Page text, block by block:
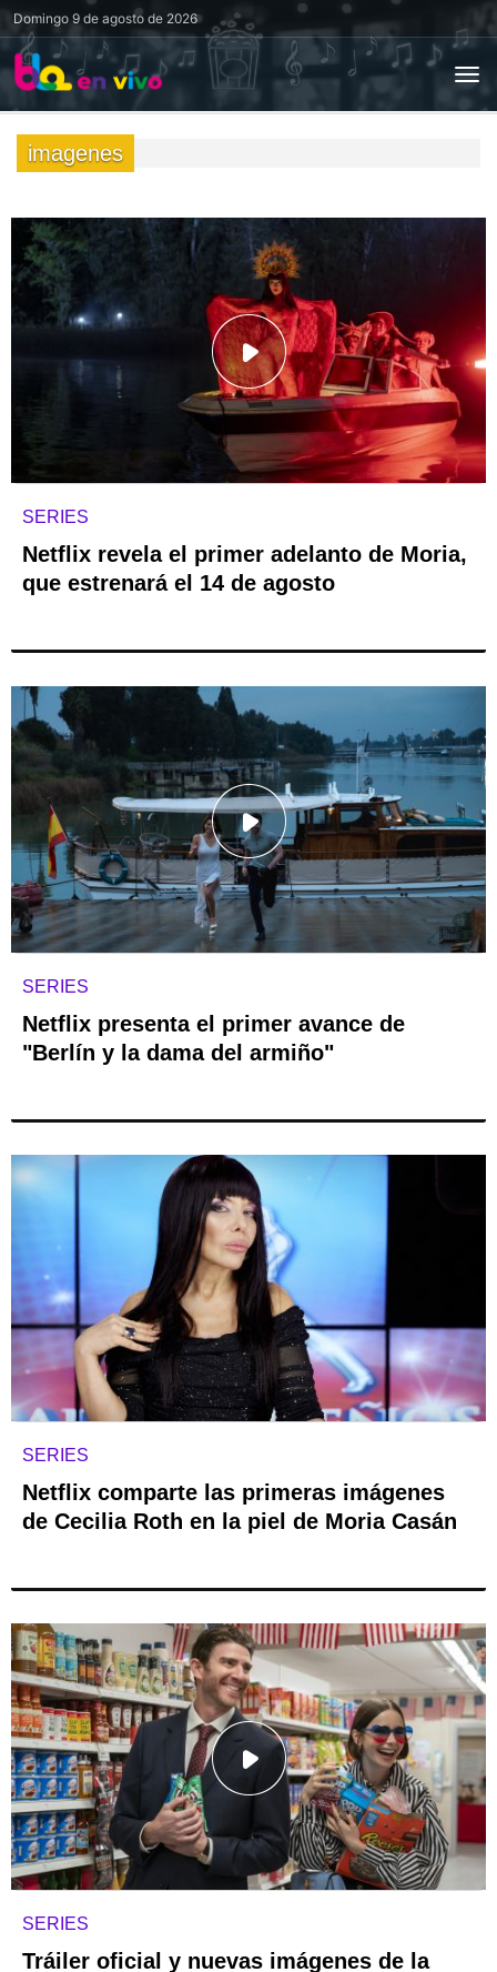
Domingo 9 de agosto de 2026
imagenes
SERIES
Netflix revela el primer adelanto de Moria,
que estrenará el 14 de agosto
SERIES
Netflix presenta el primer avance de
"Berlín y la dama del armiño"
SERIES
Netflix comparte las primeras imágenes
de Cecilia Roth en la piel de Moria Casán
SERIES
Tráiler oficial y nuevas imágenes de la